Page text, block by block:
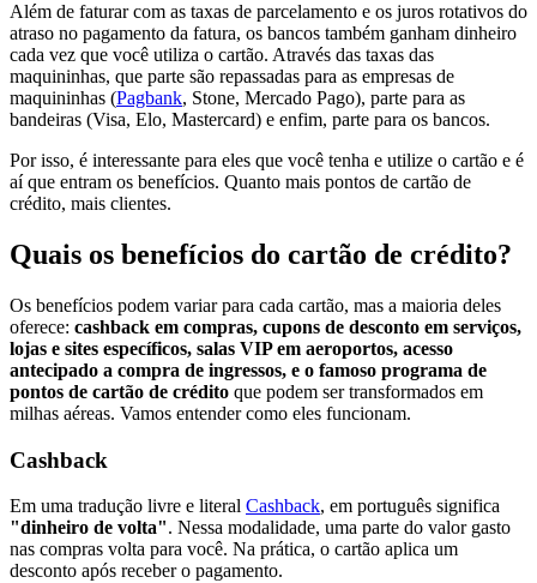
Além de faturar com as taxas de parcelamento e os juros rotativos do
atraso no pagamento da fatura, os bancos também ganham dinheiro
cada vez que você utiliza o cartão. Através das taxas das
maquininhas, que parte são repassadas para as empresas de
maquininhas (Pagbank, Stone, Mercado Pago), parte para as
bandeiras (Visa, Elo, Mastercard) e enfim, parte para os bancos.
Por isso, é interessante para eles que você tenha e utilize o cartão e é
aí que entram os benefícios. Quanto mais pontos de cartão de
crédito, mais clientes.
Quais os benefícios do cartão de crédito?
Os benefícios podem variar para cada cartão, mas a maioria deles
oferece: cashback em compras, cupons de desconto em serviços,
lojas e sites específicos, salas VIP em aeroportos, acesso
antecipado a compra de ingressos, e o famoso programa de
pontos de cartão de crédito que podem ser transformados em
milhas aéreas. Vamos entender como eles funcionam.
Cashback
Em uma tradução livre e literal Cashback, em português significa
"dinheiro de volta". Nessa modalidade, uma parte do valor gasto
nas compras volta para você. Na prática, o cartão aplica um
desconto após receber o pagamento.